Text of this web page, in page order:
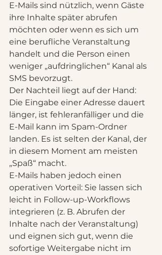
E-Mails sind nützlich, wenn Gäste
ihre Inhalte später abrufen
möchten oder wenn es sich um
eine berufliche Veranstaltung
handelt und die Person einen
weniger „aufdringlichen“ Kanal als
SMS bevorzugt.
Der Nachteil liegt auf der Hand:
Die Eingabe einer Adresse dauert
länger, ist fehleranfälliger und die
E-Mail kann im Spam-Ordner
landen. Es ist selten der Kanal, der
in diesem Moment am meisten
„Spaß“ macht.
E-Mails haben jedoch einen
operativen Vorteil: Sie lassen sich
leicht in Follow-up-Workflows
integrieren (z. B. Abrufen der
Inhalte nach der Veranstaltung)
und eignen sich gut, wenn die
sofortige Weitergabe nicht im